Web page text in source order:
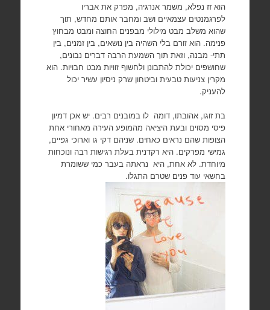
הוא זז נפלא, משמר אנרגיה, מפרק את אבריו
לפרגמנטים עצמאיים ושב ומחבר אותם מחדש, תוך
שהוא משלב מבט מילולי מבפנים החוצה ומבט מבחוץ
פנימה. הוא זורם בלי השהיה בין נושאים, בין זמנים, בין
תתי- מבנה, וזאת תוך השמעת הרבה דברים נבונים,
שחושפים יכולת להתבונן ולחשוף זוויות מבט חבויות. הוא
מקרין צניעות טבעית וביטחון שרק ניסיון עשיר יכול
להעניק.
בת זוגו, אהובתו, דומה לו במובנים רבים. יש אכן דמיון
פיסי מסוים ובעת היציאה מהמופע העירה מאחורי אחת
הצופות שהם נראים כאחים. שניהם דקי גו וארוכי גפיים,
גמישי מפרקים. היא רקדנית בעלת רגישות רבה ונוכחות
מיוחדת. לא אחת, היא נראתה בעבר כמי ששומרת
בחשאי עוד פנים שטרם התגלו.